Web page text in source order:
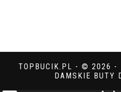
TOPBUCIK.PL - © 2026 -
DAMSKIE BUTY